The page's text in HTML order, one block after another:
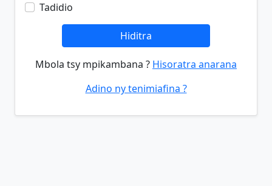
Tadidio
Hiditra
Mbola tsy mpikambana ? Hisoratra anarana
Adino ny tenimiafina ?